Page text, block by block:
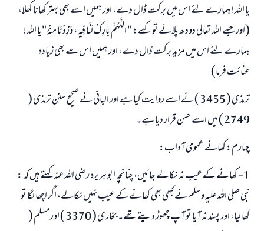
یا اللہ !ہمارے لئے اس میں برکت ڈال دے، اور ہمیں اسے بھی بہتر کھانا کھلا،
(اور جسے اللہ تعالی دودھ پلائے تو کہے: " اللَّهُمَّ بَارِكْ لَنَا فِيهِ ، وَزِدْنَا مِنْهُ "یا اللہ!
ہمارے لئے اس میں مزید برکت ڈال دے، اور ہمیں اس سے بھی زیادہ
عنائت فرما)
ترمذی ( 3455 ) نے اسے روایت کیا ہے اور البانی نے صحيح سنن ترمذی (
2749 ) میں اسے حسن قرار دیا ہے۔
چہارم: کھانے عمومی آداب:
1- کھانے کے عیب نہ نکالے جائیں، چنانچہ ابو ہریرہ رضی اللہ عنہ کہتے ہیں کہ :
نبی صلی اللہ علیہ وسلم نے کبھی بھی کھانے کے عیب نہیں نکالے، اگر اچھا لگا تو
کھا لیا، اور پسند نہ آیا تو آپ چھوڑ دیتے تھے۔ بخاری ( 3370 ) اورمسلم (